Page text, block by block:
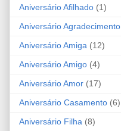
Aniversário Afilhado (1)
Aniversário Agradecimento
Aniversário Amiga (12)
Aniversário Amigo (4)
Aniversário Amor (17)
Aniversário Casamento (6)
Aniversário Filha (8)